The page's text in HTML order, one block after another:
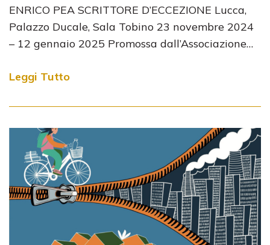
ENRICO PEA SCRITTORE D’ECCEZIONE Lucca,
Palazzo Ducale, Sala Tobino 23 novembre 2024
– 12 gennaio 2025 Promossa dall’Associazione…
Leggi Tutto